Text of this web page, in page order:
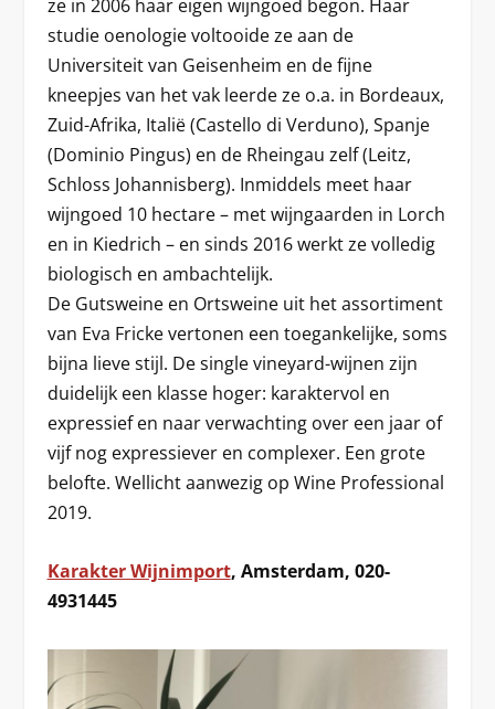
ze in 2006 haar eigen wijngoed begon. Haar
studie oenologie voltooide ze aan de
Universiteit van Geisenheim en de fijne
kneepjes van het vak leerde ze o.a. in Bordeaux,
Zuid-Afrika, Italië (Castello di Verduno), Spanje
(Dominio Pingus) en de Rheingau zelf (Leitz,
Schloss Johannisberg). Inmiddels meet haar
wijngoed 10 hectare – met wijngaarden in Lorch
en in Kiedrich – en sinds 2016 werkt ze volledig
biologisch en ambachtelijk.
De Gutsweine en Ortsweine uit het assortiment
van Eva Fricke vertonen een toegankelijke, soms
bijna lieve stijl. De single vineyard-wijnen zijn
duidelijk een klasse hoger: karaktervol en
expressief en naar verwachting over een jaar of
vijf nog expressiever en complexer. Een grote
belofte. Wellicht aanwezig op Wine Professional
2019.
Karakter Wijnimport, Amsterdam, 020-
4931445